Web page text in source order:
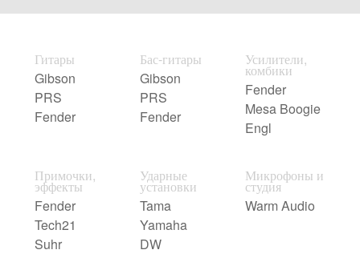
Гитары
Gibson
PRS
Fender
Бас-гитары
Gibson
PRS
Fender
Усилители,
комбики
Fender
Mesa Boogie
Engl
Примочки,
эффекты
Fender
Tech21
Suhr
Ударные
установки
Tama
Yamaha
DW
Микрофоны и
студия
Warm Audio